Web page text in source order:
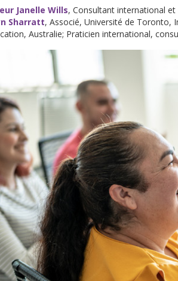
Janelle Wills, Consultant international et
Sharratt, Associé, Université de Toronto,
Australie; Praticien international,